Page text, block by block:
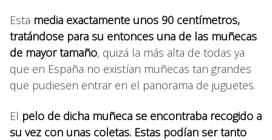
Esta media exactamente unos 90 centímetros,
tratándose para su entonces una de las muñecas
de mayor tamaño, quizá la más alta de todas ya
que en España no existían muñecas tan grandes
que pudiesen entrar en el panorama de juguetes.
El pelo de dicha muñeca se encontraba recogido a
su vez con unas coletas. Estas podían ser tanto